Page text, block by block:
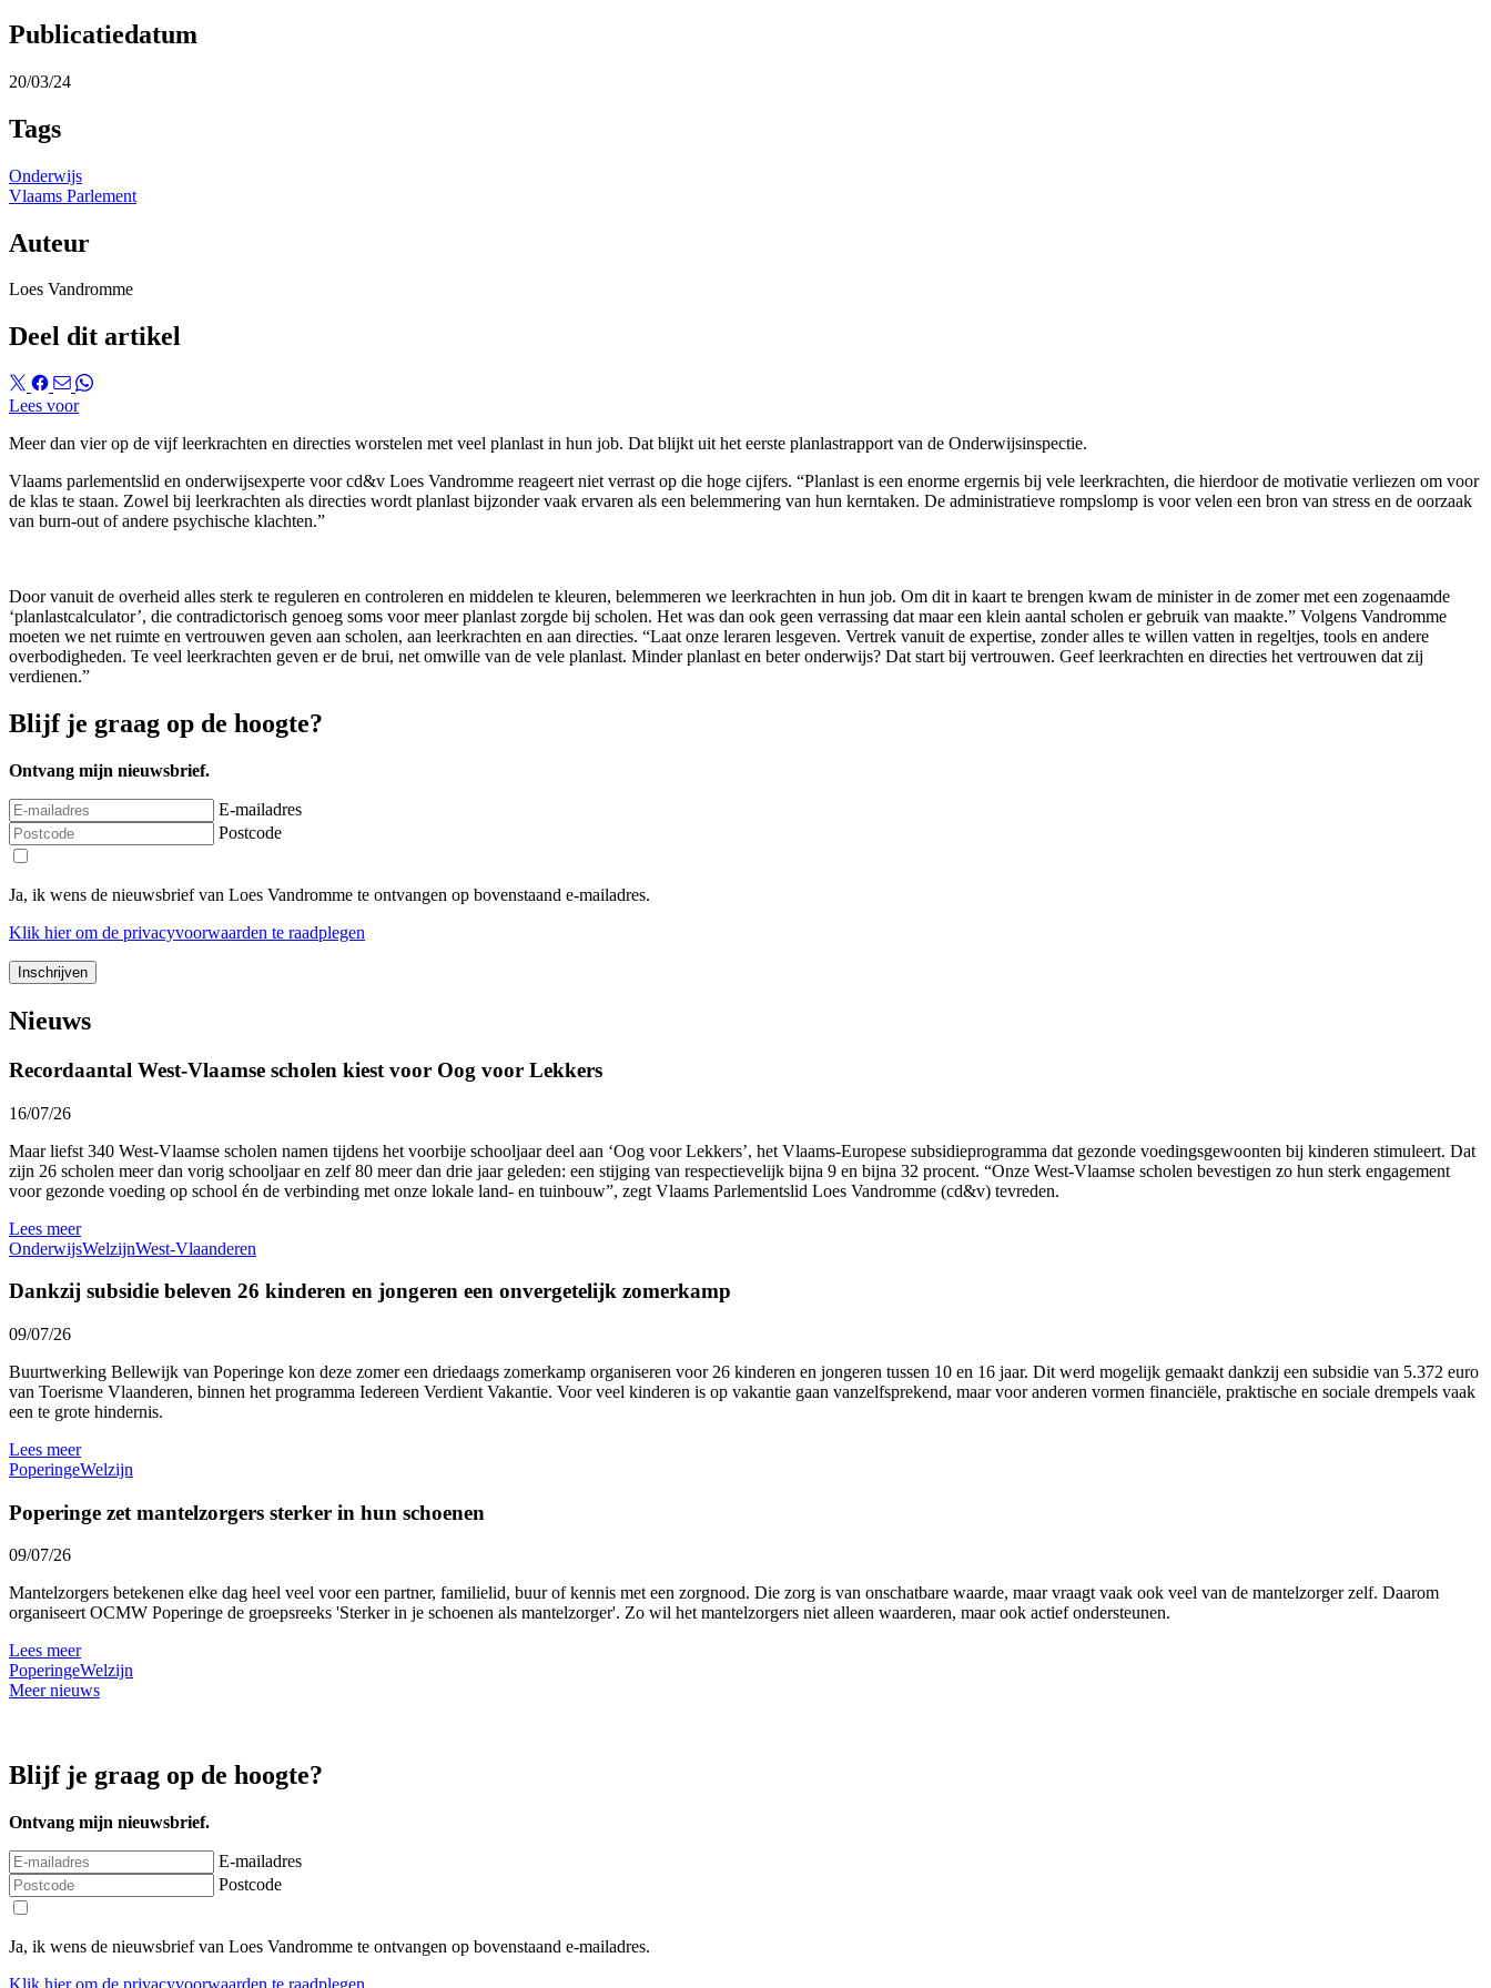
Publicatiedatum
20/03/24
Tags
Onderwijs
Vlaams Parlement
Auteur
Loes Vandromme
Deel dit artikel
Lees voor
Meer dan vier op de vijf leerkrachten en directies worstelen met veel planlast in hun job. Dat blijkt uit het eerste planlastrapport van de Onderwijsinspectie.
Vlaams parlementslid en onderwijsexperte voor cd&v Loes Vandromme reageert niet verrast op die hoge cijfers. “Planlast is een enorme ergernis bij vele leerkrachten, die hierdoor de motivatie verliezen om voor
de klas te staan. Zowel bij leerkrachten als directies wordt planlast bijzonder vaak ervaren als een belemmering van hun kerntaken. De administratieve rompslomp is voor velen een bron van stress en de oorzaak
van burn-out of andere psychische klachten.”
Door vanuit de overheid alles sterk te reguleren en controleren en middelen te kleuren, belemmeren we leerkrachten in hun job. Om dit in kaart te brengen kwam de minister in de zomer met een zogenaamde
‘planlastcalculator’, die contradictorisch genoeg soms voor meer planlast zorgde bij scholen. Het was dan ook geen verrassing dat maar een klein aantal scholen er gebruik van maakte.” Volgens Vandromme
moeten we net ruimte en vertrouwen geven aan scholen, aan leerkrachten en aan directies. “Laat onze leraren lesgeven. Vertrek vanuit de expertise, zonder alles te willen vatten in regeltjes, tools en andere
overbodigheden. Te veel leerkrachten geven er de brui, net omwille van de vele planlast. Minder planlast en beter onderwijs? Dat start bij vertrouwen. Geef leerkrachten en directies het vertrouwen dat zij
verdienen.”
Blijf je graag op de hoogte?
Ontvang mijn nieuwsbrief.
E-mailadres
Postcode
Ja, ik wens de nieuwsbrief van Loes Vandromme te ontvangen op bovenstaand e-mailadres.
Klik hierom de privacyvoorwaarden te raadplegen
Nieuws
Recordaantal West-Vlaamse scholen kiest voor Oog voor Lekkers
16/07/26
Maar liefst 340 West-Vlaamse scholen namen tijdens het voorbije schooljaar deel aan ‘Oog voor Lekkers’, het Vlaams-Europese subsidieprogramma dat gezonde voedingsgewoonten bij kinderen stimuleert. Dat
zijn 26 scholen meer dan vorig schooljaar en zelf 80 meer dan drie jaar geleden: een stijging van respectievelijk bijna 9 en bijna 32 procent. “Onze West-Vlaamse scholen bevestigen zo hun sterk engagement
voor gezonde voeding op school én de verbinding met onze lokale land- en tuinbouw”, zegt Vlaams Parlementslid Loes Vandromme (cd&v) tevreden.
Lees meer
OnderwijsWelzijnWest-Vlaanderen
Dankzij subsidie beleven 26 kinderen en jongeren een onvergetelijk zomerkamp
09/07/26
Buurtwerking Bellewijk van Poperinge kon deze zomer een driedaags zomerkamp organiseren voor 26 kinderen en jongeren tussen 10 en 16 jaar. Dit werd mogelijk gemaakt dankzij een subsidie van 5.372 euro
van Toerisme Vlaanderen, binnen het programma Iedereen Verdient Vakantie. Voor veel kinderen is op vakantie gaan vanzelfsprekend, maar voor anderen vormen financiële, praktische en sociale drempels vaak
een te grote hindernis.
Lees meer
PoperingeWelzijn
Poperinge zet mantelzorgers sterker in hun schoenen
09/07/26
Mantelzorgers betekenen elke dag heel veel voor een partner, familielid, buur of kennis met een zorgnood. Die zorg is van onschatbare waarde, maar vraagt vaak ook veel van de mantelzorger zelf. Daarom
organiseert OCMW Poperinge de groepsreeks 'Sterker in je schoenen als mantelzorger'. Zo wil het mantelzorgers niet alleen waarderen, maar ook actief ondersteunen.
Lees meer
PoperingeWelzijn
Meer nieuws
Blijf je graag op de hoogte?
Ontvang mijn nieuwsbrief.
E-mailadres
Postcode
Ja, ik wens de nieuwsbrief van Loes Vandromme te ontvangen op bovenstaand e-mailadres.